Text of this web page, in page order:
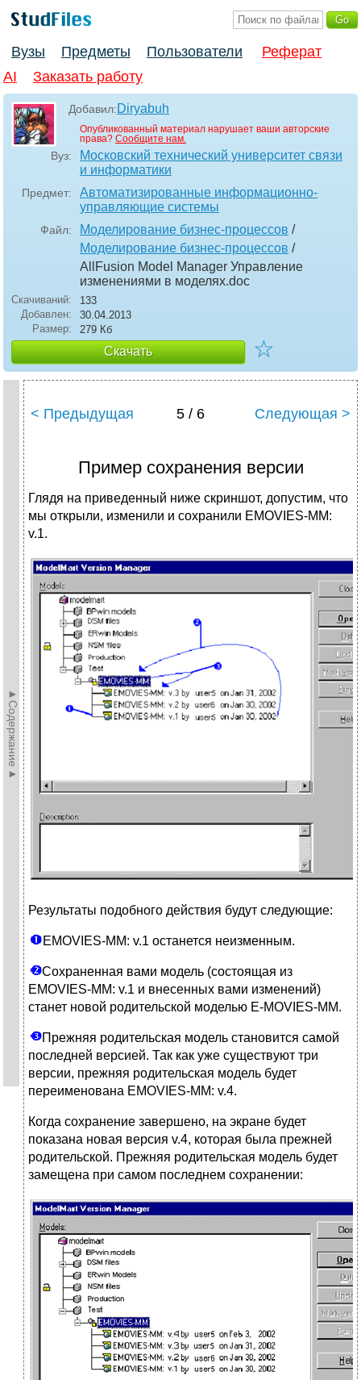
Вузы Предметы Пользователи
Реферат
AI
Заказать работу
Добавил:Diryabuh
Опубликованный материал нарушает ваши авторские
права? Сообщите нам.
Вуз:
Московский технический университет связи
и информатики
Предмет:
Автоматизированные информационно-
управляющие системы
Файл: Моделирование бизнес-процессов /
Моделирование бизнес-процессов /
AllFusion Model Manager Управление
изменениями в моделях.doc
Скачиваний:
133
Добавлен:
30.04.2013
Размер:
279 Кб
Скачать ☆
►Содержание►
< Предыдущая 5 / 6 Следующая >
Пример сохранения версии
Глядя на приведенный ниже скриншот, допустим, что
мы открыли, изменили и сохранили EMOVIES-MM:
v.1.
Результаты подобного действия будут следующие:
EMOVIES-MM: v.1 останется неизменным.
Сохраненная вами модель (состоящая из
EMOVIES-MM: v.1 и внесенных вами изменений)
станет новой родительской моделью E-MOVIES-MM.
П режняя родительская модель становится самой
последней версией. Так как уже существуют три
версии, прежняя родительская модель будет
переименована EMOVIES-MM: v.4.
Когда сохранение завершено, на экране будет
показана новая версия v.4, которая была прежней
родительской. Прежняя родительская модель будет
замещена при самом последнем сохранении: